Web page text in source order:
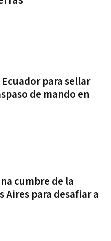
para sellar
de mando en
cumbre de la
Aires para desafiar a